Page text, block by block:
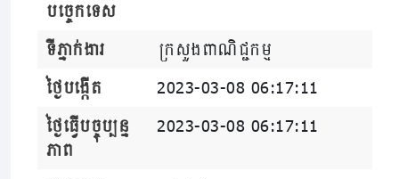
បច្ចេកទេស
ទីភ្នាក់ងារ
ក្រសួងពាណិជ្ជកម្ម
ថ្ងៃបង្កើត
2023-03-08 06:17:11
ថ្ងៃធ្វើបច្ចុប្បន្ន
ភាព
2023-03-08 06:17:11